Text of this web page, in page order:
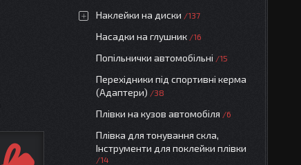
Наклейки на диски 137
Насадки на глушник 16
Попільнички автомобільні 15
Перехідники під спортивні керма
(Адаптери)
38
Плівки на кузов автомобіля 6
Плівка для тонування скла,
Інструменти для поклейки плівки
14